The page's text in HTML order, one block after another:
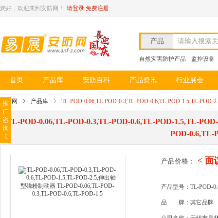
您好，欢迎来到安防网！ 请登录 免费注册
产品 请输入搜索
自然灾害防护产品 监控设备
首页 产品库 安防百科 产品资讯 行业展会
安防网 产品库 TL-POD-0.06,TL-POD-0.3,TL-POD-0.6,TL-POD-1.5,TL-
TL-POD-0.06,TL-POD-0.3,TL-POD-0.6,TL-POD-1.5,TL-
POD-0.6,TL-
产品价格： < 面
产品型号：TL-POD-
品 牌：其它品牌
推
广
咨
询
《